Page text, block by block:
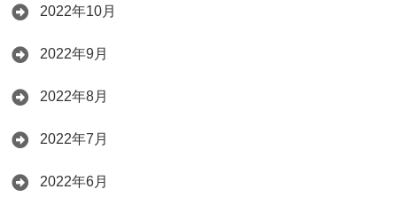
2022年10月
2022年9月
2022年8月
2022年7月
2022年6月